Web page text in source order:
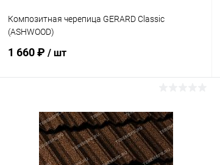
Композитная черепица GERARD Classic
(ASHWOOD)
1 660 ₽ / шт
Купить в 1 клик Сравнение
В избранное Под заказ